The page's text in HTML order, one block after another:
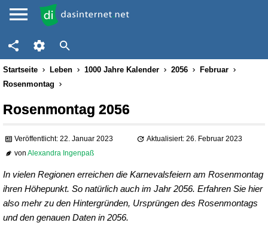
Startseite Leben 1000 Jahre Kalender 2056
Februar
Rosenmontag
Rosenmontag 2056
Veröffentlicht: 22. Januar 2023
Aktualisiert: 26. Februar 2023
vonAlexandra Ingenpaß
In vielen Regionen erreichen die Karnevalsfeiern am Rosenmontag
ihren Höhepunkt. So natürlich auch im Jahr 2056. Erfahren Sie hier
also mehr zu den Hintergründen, Ursprüngen des Rosenmontags
und den genauen Daten in 2056.